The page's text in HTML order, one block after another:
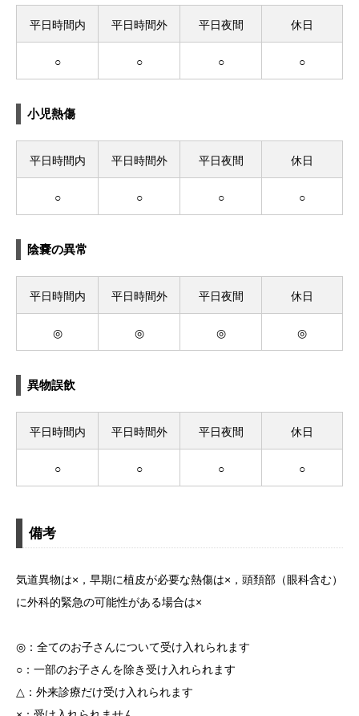
平日時間内 平日時間外 平日夜間 休日
○ ○ ○ ○
小児熱傷
平日時間内 平日時間外 平日夜間 休日
○ ○ ○ ○
陰嚢の異常
平日時間内 平日時間外 平日夜間 休日
◎ ◎ ◎ ◎
異物誤飲
平日時間内 平日時間外 平日夜間 休日
○ ○ ○ ○
備考
気道異物は×，早期に植皮が必要な熱傷は×，頭頚部（眼科含む）
に外科的緊急の可能性がある場合は×
◎：全てのお子さんについて受け入れられます
○：一部のお子さんを除き受け入れられます
△：外来診療だけ受け入れられます